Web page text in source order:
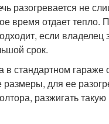
разогревается не
время отдает тепло.
если владелец
срок.
в стандартном
для ее
разжигать такую